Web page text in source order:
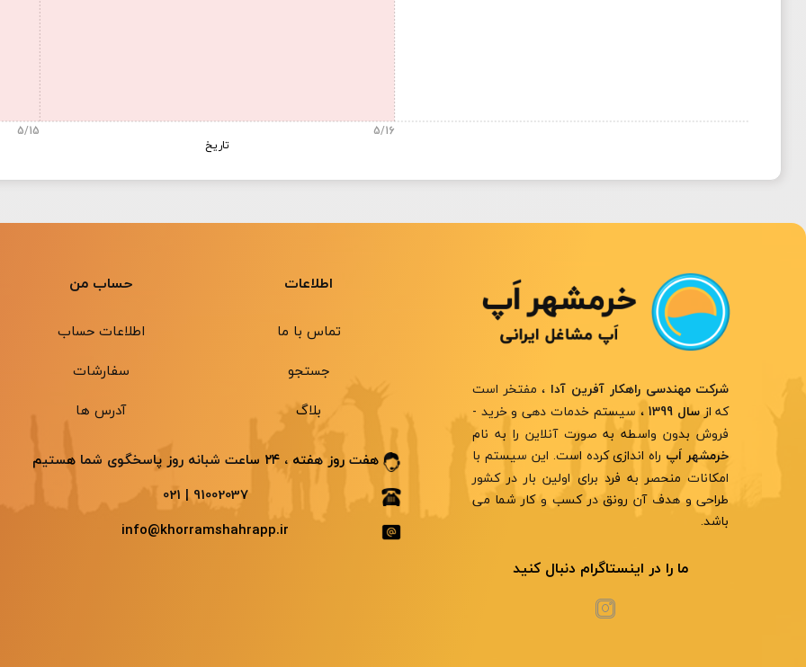
تاریخ
5/15 5/16
شرکت مهندسی راهکار آفرین آدا ، مفتخر است
که ازسال 1399
، سیستم خدمات دهی و خرید -
فروش بدون واسطه به صورت آنلاین را به نام
خرمشهر اَپ راه اندازی کرده است. این سیستم با
امکانات منحصر به فرد برای اولین بار در کشور
طراحی و هدف آن رونق در کسب و کار شما می
باشد.
ما را در اینستاگرام دنبال کنید
اطلاعات
تماس با ما
جستجو
بلاگ
حساب من
اطلاعات حساب
سفارشات
آدرس ها
هفت روز هفته ، ۲۴ ساعت شبانه ‌روز پاسخگوی شما هستیم
91002037 | 021
info@khorramshahrapp.ir